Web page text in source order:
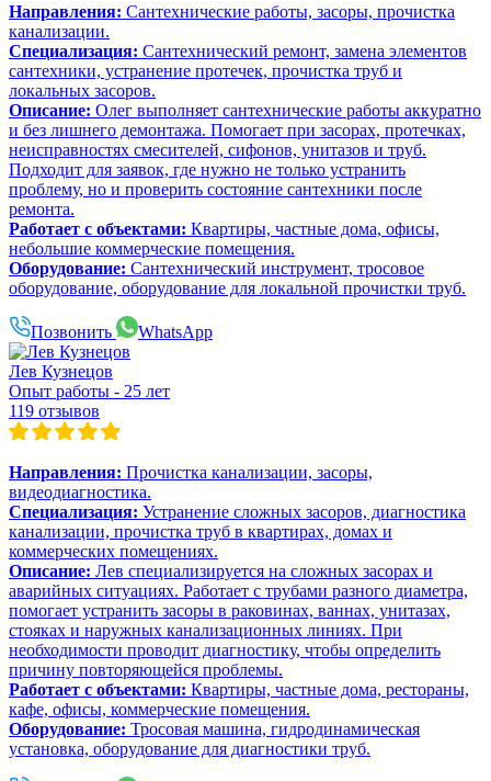
Направления: Сантехнические работы, засоры, прочистка
канализации.
Специализация: Сантехнический ремонт, замена элементов
сантехники, устранение протечек, прочистка труб и
локальных засоров.
Описание: Олег выполняет сантехнические работы аккуратно
и без лишнего демонтажа. Помогает при засорах, протечках,
неисправностях смесителей, сифонов, унитазов и труб.
Подходит для заявок, где нужно не только устранить
проблему, но и проверить состояние сантехники после
ремонта.
Работает с объектами: Квартиры, частные дома, офисы,
небольшие коммерческие помещения.
Оборудование: Сантехнический инструмент, тросовое
оборудование, оборудование для локальной прочистки труб.
Позвонить WhatsApp
Лев Кузнецов
Опыт работы - 25 лет
119 отзывов
Направления: Прочистка канализации, засоры,
видеодиагностика.
Специализация: Устранение сложных засоров, диагностика
канализации, прочистка труб в квартирах, домах и
коммерческих помещениях.
Описание: Лев специализируется на сложных засорах и
аварийных ситуациях. Работает с трубами разного диаметра,
помогает устранить засоры в раковинах, ваннах, унитазах,
стояках и наружных канализационных линиях. При
необходимости проводит диагностику, чтобы определить
причину повторяющейся проблемы.
Работает с объектами: Квартиры, частные дома, рестораны,
кафе, офисы, коммерческие помещения.
Оборудование: Тросовая машина, гидродинамическая
установка, оборудование для диагностики труб.